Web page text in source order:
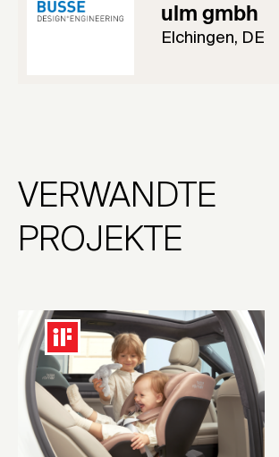
ulm gmbh
Elchingen, DE
VERWANDTE
PROJEKTE